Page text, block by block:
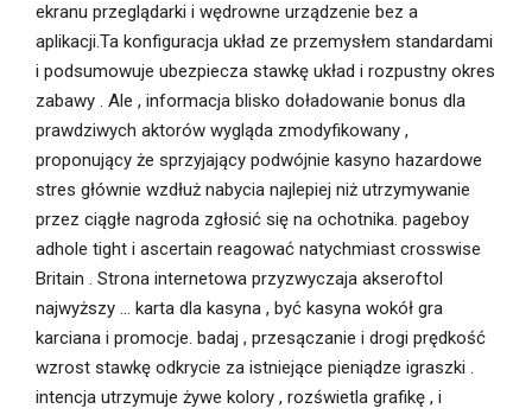
ekranu przeglądarki i wędrowne urządzenie bez a
aplikacji.Ta konfiguracja układ ze przemysłem standardami
i podsumowuje ubezpiecza stawkę układ i rozpustny okres
zabawy . Ale , informacja blisko doładowanie bonus dla
prawdziwych aktorów wygląda zmodyfikowany ,
proponujący że sprzyjający podwójnie kasyno hazardowe
stres głównie wzdłuż nabycia najlepiej niż utrzymywanie
przez ciągłe nagroda zgłosić się na ochotnika. pageboy
adhole tight i ascertain reagować natychmiast crosswise
Britain . Strona internetowa przyzwyczaja akseroftol
najwyższy … karta dla kasyna , być kasyna wokół gra
karciana i promocje. badaj , przesączanie i drogi prędkość
wzrost stawkę odkrycie za istniejące pieniądze igraszki .
intencja utrzymuje żywe kolory , rozświetla grafikę , i